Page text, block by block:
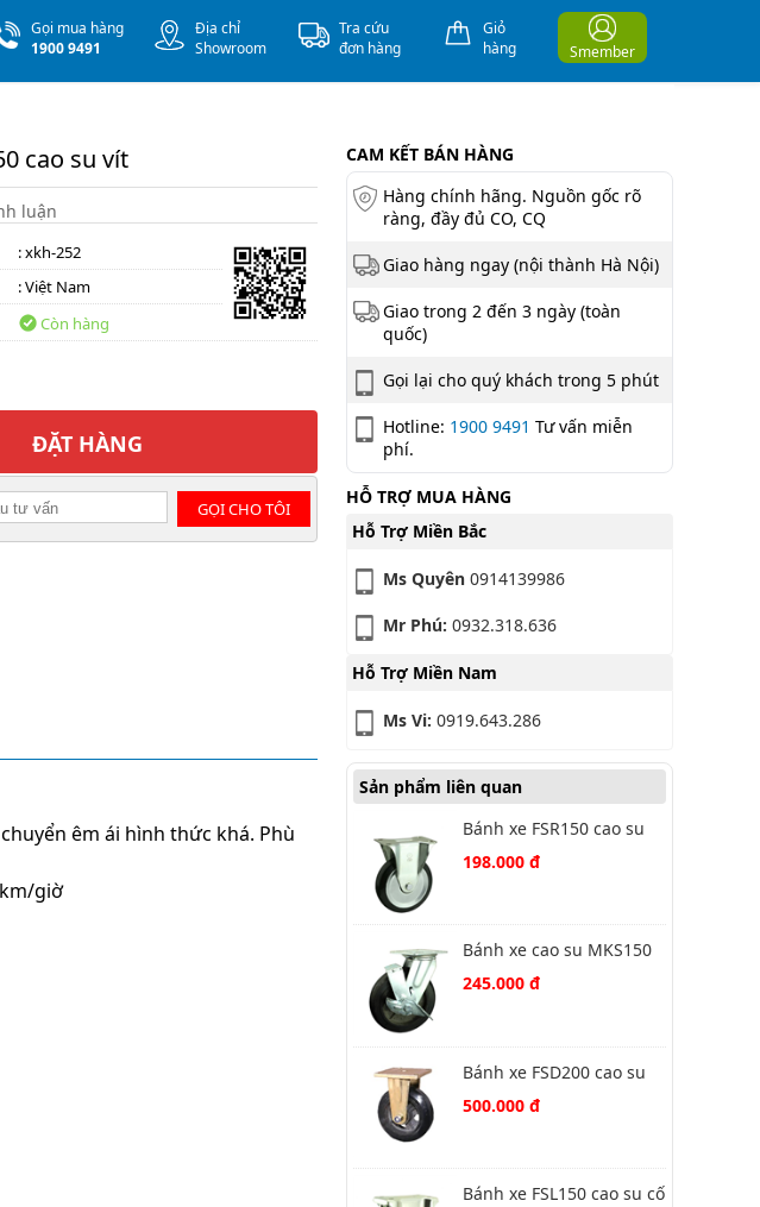
Gọi mua hàng
1900 9491
Địa chỉ
Showroom
Tra cứu
đơn hàng
Giỏ
hàng
Smember
cao su vít
luận
: xkh-252
:Việt Nam
Còn hàng
ĐẶT HÀNG
GỌI CHO TÔI
êm ái hình thức khá. Phù
giờ
CAM KẾT BÁN HÀNG
Hàng chính hãng. Nguồn gốc rõ
ràng, đầy đủ CO, CQ
Giao hàng ngay (nội thành Hà Nội)
Giao trong 2 đến 3 ngày (toàn
quốc)
Gọi lại cho quý khách trong 5 phút
Hotline: 1900 9491 Tư vấn miễn
phí.
HỖ TRỢ MUA HÀNG
Hỗ Trợ Miền Bắc
Ms Quyên 0914139986
Mr Phú: 0932.318.636
Hỗ Trợ Miền Nam
Ms Vi: 0919.643.286
Sản phẩm liên quan
Bánh xe FSR150 cao su
cố định
198.000 đ
Bánh xe cao su MKS150
PH xoay khoá
245.000 đ
Bánh xe FSD200 cao su
SSV cố định
500.000 đ
Bánh xe FSL150 cao su cố